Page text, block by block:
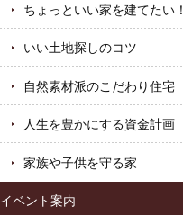
ちょっといい家を建てたい！
いい土地探しのコツ
自然素材派のこだわり住宅
人生を豊かにする資金計画
家族や子供を守る家
イベント案内